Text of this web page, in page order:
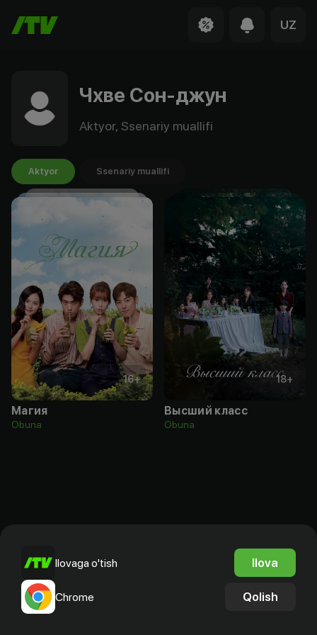
UZ
Чхве Сон-джун
Aktyor, Ssenariy muallifi
Aktyor Ssenariy muallifi
16+
Магия
Obuna
18+
Высший класс
Obuna
Ilovaga o'tish Ilova
Chrome Qolish